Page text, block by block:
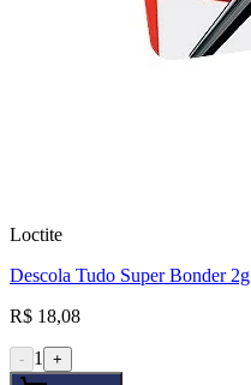
Loctite
Descola Tudo Super Bonder 2g
R$ 18,08
- 1 +